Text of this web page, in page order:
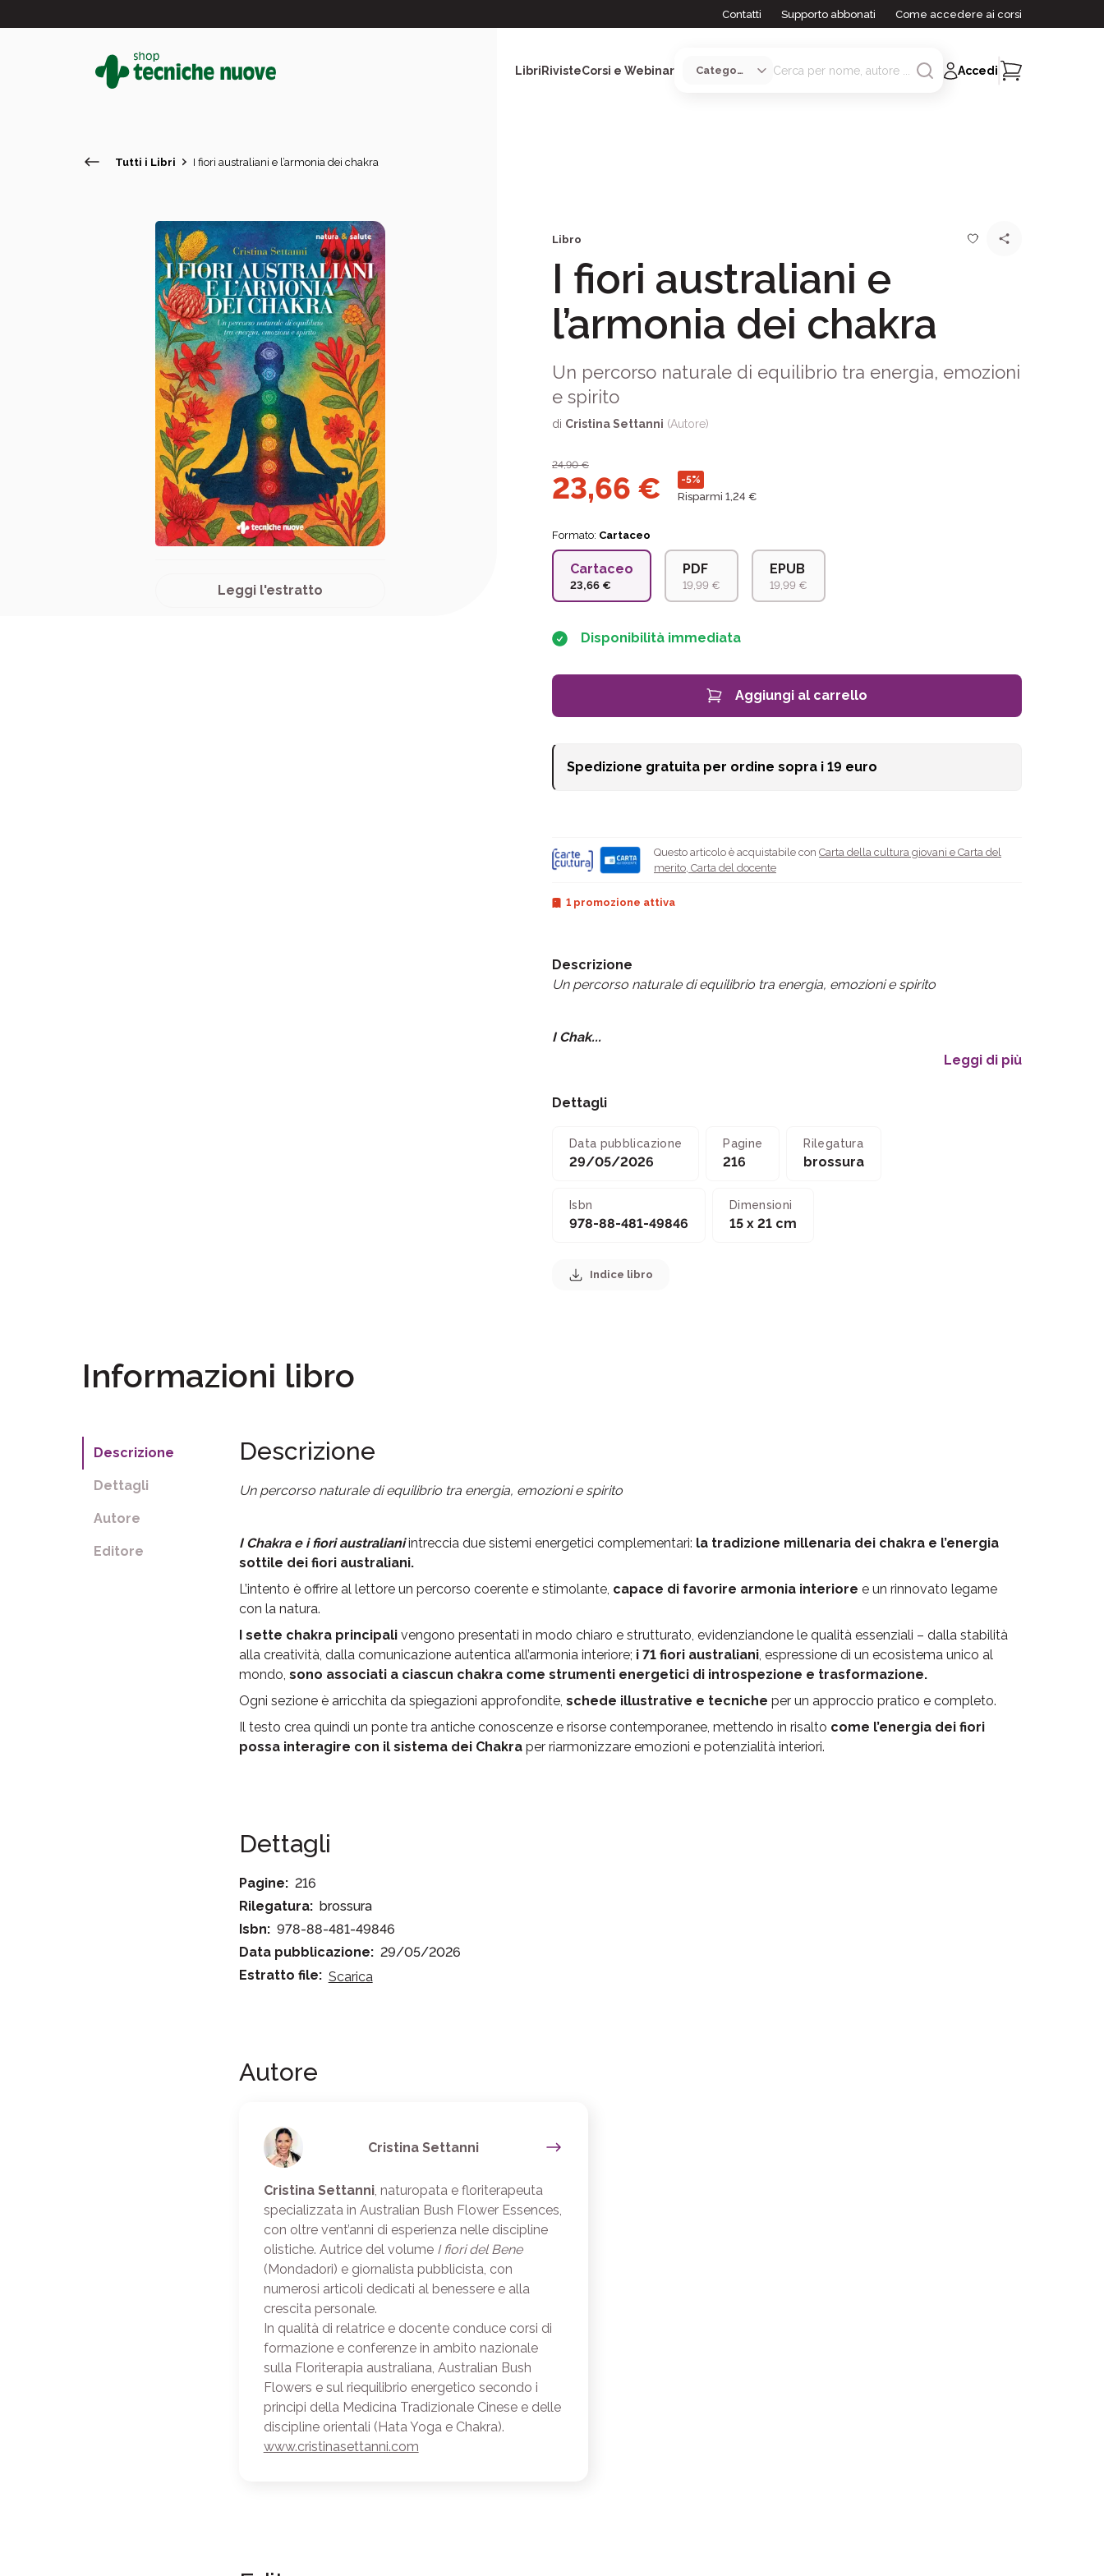
Contatti Supporto abbonati Come accedere ai corsi
LibriRivisteCorsi e Webinar Accedi
Tutti i Libri I fiori australiani e l’armonia dei chakra
Leggi l'estratto
Libro
I fiori australiani e
l’armonia dei chakra
Un percorso naturale di equilibrio tra energia, emozioni
e spirito
di Cristina Settanni (Autore)
24,90€
23,66 € -5%
Risparmi 1,24 €
Formato: Cartaceo
Cartaceo
23,66 €
PDF
19,99 €
EPUB
19,99 €
Disponibilità immediata
Aggiungi al carrello
Spedizione gratuita per ordine sopra i 19 euro
Questo articolo è acquistabile con Carta della cultura giovani e Carta del
merito, Carta del docente
1 promozione attiva
Descrizione
Un percorso naturale di equilibrio tra energia, emozioni e spirito
I Chak...
Leggi di più
Dettagli
Data pubblicazione
29/05/2026
Pagine
216
Rilegatura
brossura
Isbn
978-88-481-49846
Dimensioni
15 x 21 cm
Indice libro
Informazioni libro
Descrizione
Dettagli
Autore
Editore
Descrizione
Un percorso naturale di equilibrio tra energia, emozioni e spirito
I Chakra e i fiori australianiintreccia due sistemi energetici complementari: la tradizione millenaria dei chakra e l’energia
sottile dei fiori australiani.
L’intento è offrire al lettore un percorso coerente e stimolante, capace di favorire armonia interiore e un rinnovato legame
con la natura.
I sette chakra principalivengono presentati in modo chiaro e strutturato, evidenziandone le qualità essenziali – dalla stabilità
alla creatività, dalla comunicazione autentica all’armonia interiore; i 71 fiori australiani, espressione di un ecosistema unico al
mondo, sono associati a ciascun chakra come strumenti energetici di introspezione e trasformazione.
Ogni sezione è arricchita da spiegazioni approfondite, schede illustrative e tecniche per un approccio pratico e completo.
Il testo crea quindi un ponte tra antiche conoscenze e risorse contemporanee, mettendo in risalto come l’energia dei fiori
possa interagire con il sistema dei Chakraper riarmonizzare emozioni e potenzialità interiori.
Dettagli
Pagine: 216
Rilegatura: brossura
Isbn: 978-88-481-49846
Data pubblicazione: 29/05/2026
Estratto file: Scarica
Autore
Cristina Settanni
Cristina Settanni, naturopata e floriterapeuta
specializzata in Australian Bush Flower Essences,
con oltre vent’anni di esperienza nelle discipline
olistiche. Autrice del volume I fiori del Bene
(Mondadori) e giornalista pubblicista, con
numerosi articoli dedicati al benessere e alla
crescita personale.
In qualità di relatrice e docente conduce corsi di
formazione e conferenze in ambito nazionale
sulla Floriterapia australiana, Australian Bush
Flowers e sul riequilibrio energetico secondo i
principi della Medicina Tradizionale Cinese e delle
discipline orientali (Hata Yoga e Chakra).
www.cristinasettanni.com